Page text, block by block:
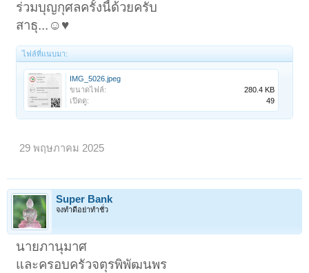
ร่วมบุญกุศลครั้งนี้ด้วยครับ
สาธุ...☺️♥️
ไฟล์ที่แนบมา:
IMG_5026.jpeg
ขนาดไฟล์:
280.4 KB
เปิดดู:
49
29 พฤษภาคม 2025
Super Bank
จงทำดีอย่าทำชั่ว
นายภานุมาศ
และครอบครัวจตุรพิพัฒนพร